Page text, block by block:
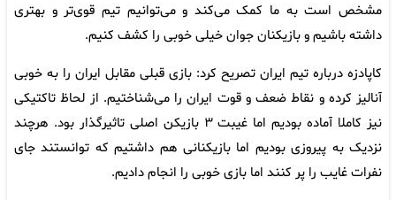
مشخص است به ما کمک می‌کند و می‌توانیم تیم قوی‌تر و بهتری
داشته باشیم و بازیکنان جوان خیلی خوبی را کشف کنیم.
کاپادزه درباره تیم ایران تصریح کرد: بازی قبلی مقابل ایران را به خوبی
آنالیز کرده و نقاط ضعف و قوت ایران را می‌شناختیم. از لحاظ تاکتیکی
نیز کاملا آماده بودیم اما غیبت ۳ بازیکن اصلی تاثیرگذار بود. هرچند
نزدیک به پیروزی بودیم اما بازیکنانی هم داشتیم که توانستند جای
نفرات غایب را پر کنند اما بازی خوبی را انجام دادیم.